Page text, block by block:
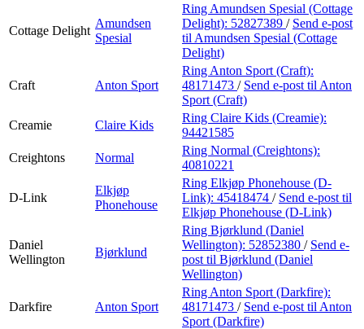
Cottage Delight
Amundsen
Spesial
Ring Amundsen Spesial (Cottage
Delight): 52827389 / Send e-post
til Amundsen Spesial (Cottage
Delight)
Craft Anton Sport
Ring Anton Sport (Craft):
48171473 / Send e-post til Anton
Sport (Craft)
Creamie
Claire Kids
Ring Claire Kids (Creamie):
94421585
Creightons
Normal
Ring Normal (Creightons):
40810221
D-Link
Elkjøp
Phonehouse
Ring Elkjøp Phonehouse (D-
Link): 45418474 / Send e-post til
Elkjøp Phonehouse (D-Link)
Daniel
Wellington
Bjørklund
Ring Bjørklund (Daniel
Wellington): 52852380 / Send e-
post til Bjørklund (Daniel
Wellington)
Darkfire Anton Sport
Ring Anton Sport (Darkfire):
48171473 / Send e-post til Anton
Sport (Darkfire)